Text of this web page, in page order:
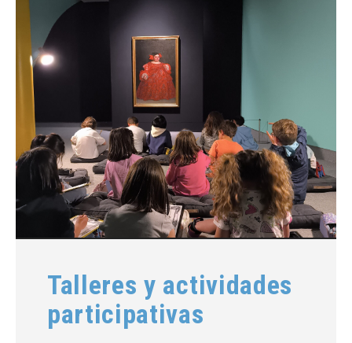
Talleres y actividades
participativas